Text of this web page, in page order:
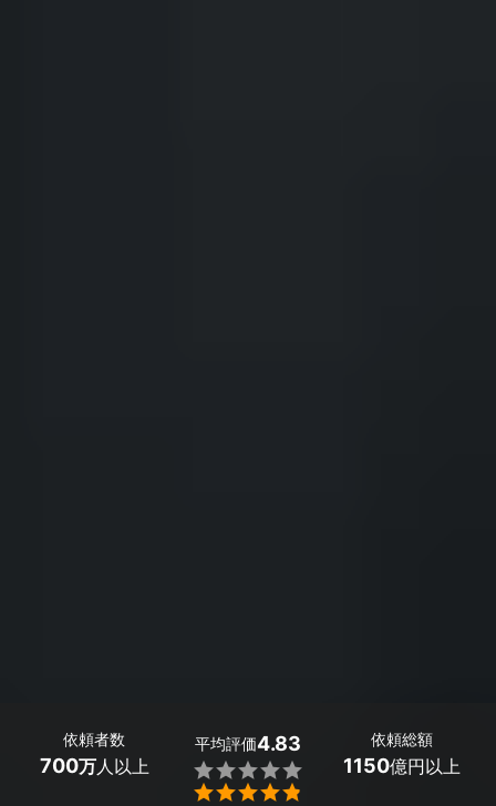
依頼者数
700万人以上
平均評価4.83


依頼総額
1150億円以上